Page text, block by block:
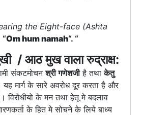
the Eight-face (Ashta
“Om hum namah“. “
/ आठमुख वाला रुद्राक्ष:
संकटमोचनश्री गणेशजीहै तथाकेतु
मार्ग के सारे अवरोध दूर करता है और
विरोधीयो के मन तथा हेतू मे बदलाव
के हित मे सोचने के लिये बाध्य